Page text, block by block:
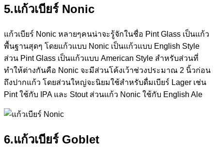
5.แก้วเบียร์ Nonic
แก้วเบียร์ Nonic หลายๆคนน่าจะรู้จักในชื่อ Pint Glass เป็นแก้ว
พื้นฐานสุดๆ โดยแก้วแบบ Nonic เป็นแก้วแบบ English Style
ส่วน Pint Glass เป็นแก้วแบบ American Style สำหรับส่วนที่
ทำให้ต่างกันคือ Nonic จะมีส่วนโค้งเว้าช่วงประมาณ 2 นิ้วก่อน
ถึงปากแก้ว โดยส่วนใหญ่จะนิยมใช้สำหรับดื่มเบียร์ Lager เช่น
Pint ใช้กับ IPA และ Stout ส่วนแก้ว Nonic ใช้กับ English Ale
6.แก้วเบียร์ Goblet